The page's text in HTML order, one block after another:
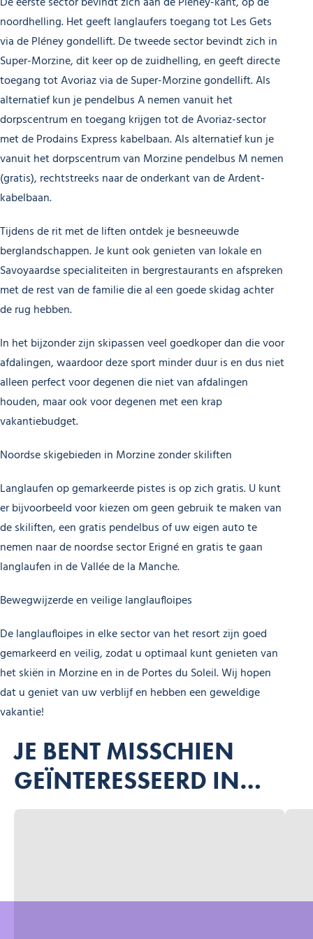
noordhelling. Het geeft langlaufers toegang tot Les Gets
via de Pléney gondellift. De tweede sector bevindt zich in
Super-Morzine, dit keer op de zuidhelling, en geeft directe
toegang tot Avoriaz via de Super-Morzine gondellift. Als
alternatief kun je pendelbus A nemen vanuit het
dorpscentrum en toegang krijgen tot de Avoriaz-sector
met de Prodains Express kabelbaan. Als alternatief kun je
vanuit het dorpscentrum van Morzine pendelbus M nemen
(gratis), rechtstreeks naar de onderkant van de Ardent-
kabelbaan.
Tijdens de rit met de liften ontdek je besneeuwde
berglandschappen. Je kunt ook genieten van lokale en
Savoyaardse specialiteiten in bergrestaurants en afspreken
met de rest van de familie die al een goede skidag achter
de rug hebben.
In het bijzonder zijn skipassen veel goedkoper dan die voor
afdalingen, waardoor deze sport minder duur is en dus niet
alleen perfect voor degenen die niet van afdalingen
houden, maar ook voor degenen met een krap
vakantiebudget.
Noordse skigebieden in Morzine zonder skiliften
Langlaufen op gemarkeerde pistes is op zich gratis. U kunt
er bijvoorbeeld voor kiezen om geen gebruik te maken van
de skiliften, een gratis pendelbus of uw eigen auto te
nemen naar de noordse sector Erigné en gratis te gaan
langlaufen in de Vallée de la Manche.
Bewegwijzerde en veilige langlaufloipes
De langlaufloipes in elke sector van het resort zijn goed
gemarkeerd en veilig, zodat u optimaal kunt genieten van
het skiën in Morzine en in de Portes du Soleil. Wij hopen
dat u geniet van uw verblijf en hebben een geweldige
vakantie!
JE BENT MISSCHIEN
GEÏNTERESSEERD IN…